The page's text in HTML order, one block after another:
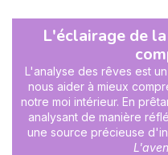
L'éclairage de
L'analyse des rêves est
nous aider à mieux
notre moi intérieur. En
analysant de manière
une source précieuse